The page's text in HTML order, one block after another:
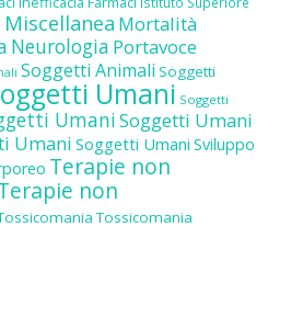
Miscellanea Mortalità
Neurologia Portavoce
Soggetti Animali Soggetti
Umani Soggetti
UmaniSoggetti Umani
Umani Soggetti Umani Sviluppo
Terapie non
non
Tossicomania